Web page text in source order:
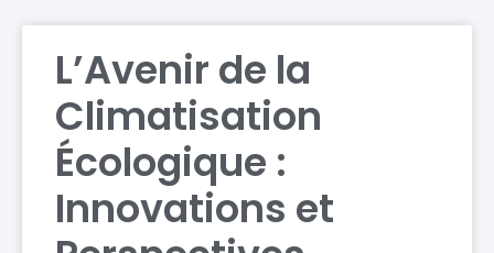
L’Avenir de la
Climatisation
Écologique :
Innovations et